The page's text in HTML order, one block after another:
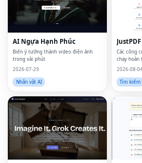
AI Ngựa Hạnh Phúc
Biến ý tưởng thành video điện ảnh
trong vài phút
2026-07-29
Nhân vật AI
JustPDF
Các công
chạy
bạn — các
2026-08-
Tìm kiếm